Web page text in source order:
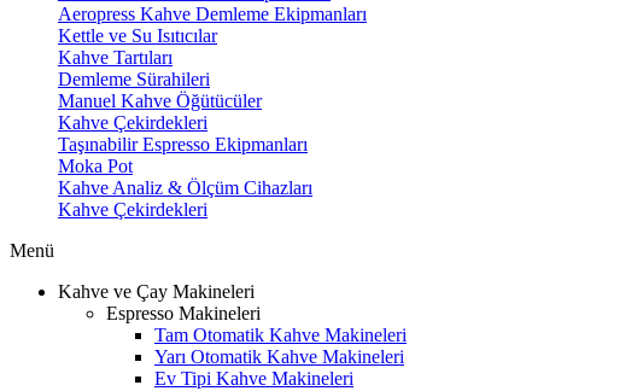
Aeropress Kahve Demleme Ekipmanları
Kettle ve Su Isıtıcılar
Kahve Tartıları
Demleme Sürahileri
Manuel Kahve Öğütücüler
Kahve Çekirdekleri
Taşınabilir Espresso Ekipmanları
Moka Pot
Kahve Analiz & Ölçüm Cihazları
Kahve Çekirdekleri
Menü
Kahve ve Çay Makineleri
Espresso Makineleri
Tam Otomatik Kahve Makineleri
Yarı Otomatik Kahve Makineleri
Ev Tipi Kahve Makineleri